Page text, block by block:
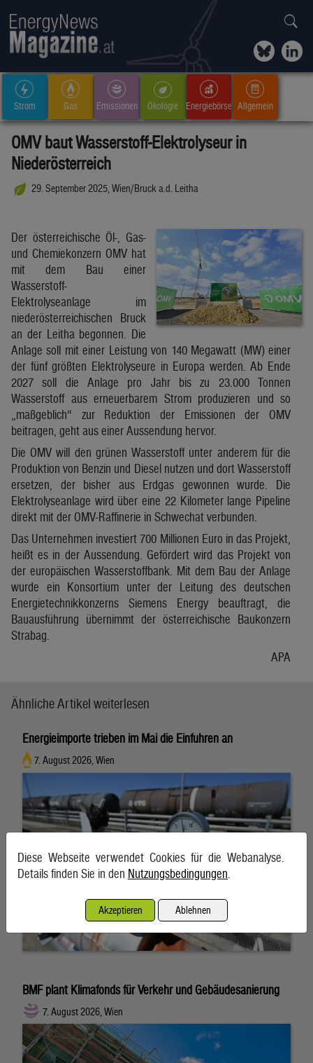
Strom Gas Emissionen Ökologie Energiebörse Allgemein
OMV baut Wasserstoff-Elektrolyseur in
Niederösterreich
29. September 2025, Wien/Bruck a.d. Leitha
Der österreichische Öl-, Gas-
und Chemiekonzern OMV hat
mit dem Bau einer
Wasserstoff-
Elektrolyseanlage im
niederösterreichischen Bruck
an der Leitha begonnen. Die
Anlage soll mit einer Leistung von 140 Megawatt (MW) einer
der fünf größten Elektrolyseure in Europa werden. Ab Ende
2027 soll die Anlage pro Jahr bis zu 23.000 Tonnen
Wasserstoff aus erneuerbarem Strom produzieren und so
„maßgeblich“ zur Reduktion der Emissionen der OMV
beitragen, geht aus einer Aussendung hervor.
Die OMV will den grünen Wasserstoff unter anderem für die
Produktion von Benzin und Diesel nutzen und dort Wasserstoff
ersetzen, der bisher aus Erdgas gewonnen wurde. Die
Elektrolyseanlage wird über eine 22 Kilometer lange Pipeline
direkt mit der OMV-Raffinerie in Schwechat verbunden.
Das Unternehmen investiert 700 Millionen Euro in das Projekt,
heißt es in der Aussendung. Gefördert wird das Projekt von
der europäischen Wasserstoffbank. Mit dem Bau der Anlage
wurde ein Konsortium unter der Leitung des deutschen
Energietechnikkonzerns Siemens Energy beauftragt, die
Bauausführung übernimmt der österreichische Baukonzern
Strabag.
APA
Ähnliche Artikel weiterlesen
Energieimporte trieben im Mai die Einfuhren an
7. August 2026, Wien
BMF plant Klimafonds für Verkehr und Gebäudesanierung
7. August 2026, Wien
Diese Webseite verwendet Cookies für die Webanalyse.
Details finden Sie in den Nutzungsbedingungen
Akzeptieren Ablehnen